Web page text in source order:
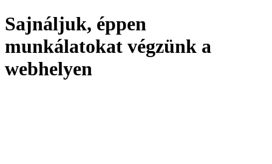
Sajnáljuk, éppen
munkálatokat végzünk a
webhelyen